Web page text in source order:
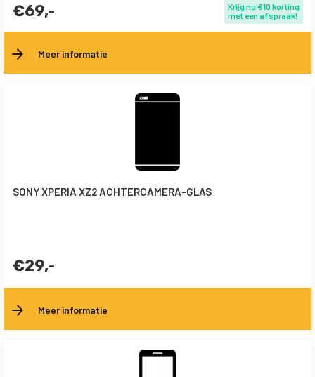
€69,-
Krijg nu €10 korting
met een afspraak!
Meer informatie
SONY XPERIA XZ2 ACHTERCAMERA-GLAS
€29,-
Meer informatie